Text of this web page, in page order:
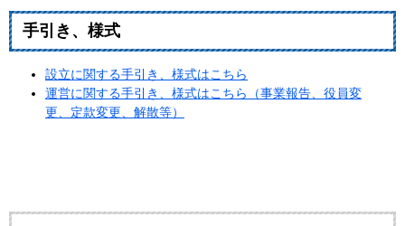
手引き、様式
設立に関する手引き、様式はこちら
運営に関する手引き、様式はこちら（事業報告、役員変
更、定款変更、解散等）